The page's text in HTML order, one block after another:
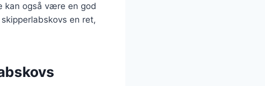
kan også være en god
en ret,